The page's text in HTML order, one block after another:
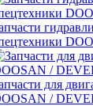
для
/